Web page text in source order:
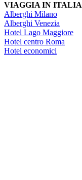
VIAGGIA IN ITALIA
Alberghi Milano
Alberghi Venezia
Hotel Lago Maggiore
Hotel centro Roma
Hotel economici